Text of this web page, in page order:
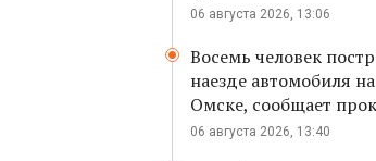
06 августа 2026, 13:06
Восемь человек
наезде автомобиля
Омске, сообщает
06 августа 2026, 13:40